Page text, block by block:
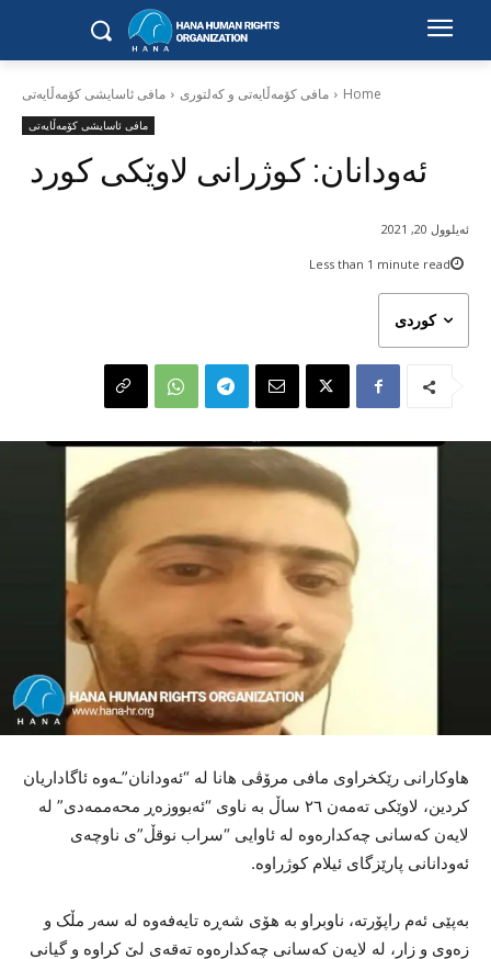
Home مافی کۆمەڵایەتی و کەلتوری مافی ئاسایشی کۆمەڵایەتی
مافی ئاسایشی کۆمەڵایەتی
ئەودانان: کوژرانی لاوێکی کورد
ئەیلوول 20, 2021
Less than 1 minute read
کوردی
هاوکارانی رێکخراوی مافی مرۆڤی هانا لە “ئەودانان”ـەوە ئاگاداریان
کردین، لاوێکی تەمەن ٢٦ ساڵ بە ناوی “ئەبووزەڕ محەممەدی” لە
لایەن کەسانی چەکدارەوە لە ئاوایی “سراب نوقڵ”ی ناوچەی
ئەودانانی پارێزگای ئیلام کوژراوە.
بەپێی ئەم راپۆرتە، ناوبراو بە هۆی شەڕە تایەفەوە لە سەر مڵک و
زەوی و زار، لە لایەن کەسانی چەکدارەوە تەقەی لێ کراوە و گیانی